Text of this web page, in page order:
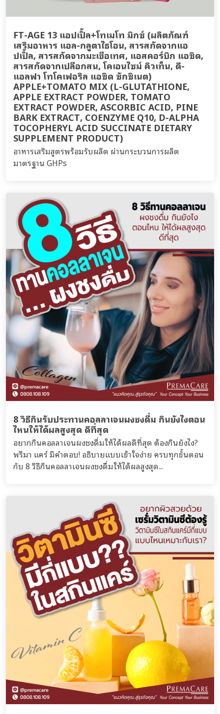
FT-AGE 13 แอปเปิ้ล+โทเมโท มิกซ์ (ผลิตภัณฑ์
เสริมอาหาร แอล-กลูตาไธโอน, สารสกัดจากแอ
ปเปิ้ล, สารสกัดจากมะเขือเทศ, แอสคอร์บิก แอซิด,
สารสกัดจากเปลือกสน, โคเอนไซม์ คิวเท็น, ดี-
แอลฟา โทโคเฟอริล แอซิด ซักซิเนต)
APPLE+TOMATO MIX (L-GLUTATHIONE,
APPLE EXTRACT POWDER, TOMATO
EXTRACT POWDER, ASCORBIC ACID, PINE
BARK EXTRACT, COENZYME Q10, D-ALPHA
TOCOPHERYL ACID SUCCINATE DIETARY
SUPPLEMENT PRODUCT)
อาหารเสริมสูตรพร้อมรับผลิต ผ่านกระบวนการผลิต
มาตรฐาน GHPs
8 วิธีกินรับประทานคอลลาเจนผงชงดื่ม กินยังไงตอน
ไหนให้ได้ผลสูงสุด ดีที่สุด
อยากกินคอลลาเจนผงชงดื่มให้ได้ผลดีที่สุด ต้องกินยังไง?
พรีมา แคร์ มีคำตอบ! อธิบายแบบเข้าใจง่าย ครบทุกขั้นตอน
กับ 8 วิธีกินคอลลาเจนผงชงดื่มให้ได้ผลสูงสุด...